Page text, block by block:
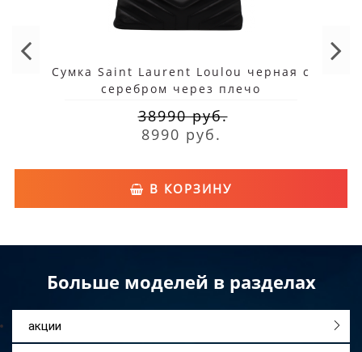
Сумка Saint Laurent Loulou черная с
серебром через плечо
38990 руб.
8990 руб.
В КОРЗИНУ
Больше моделей в разделах
акции